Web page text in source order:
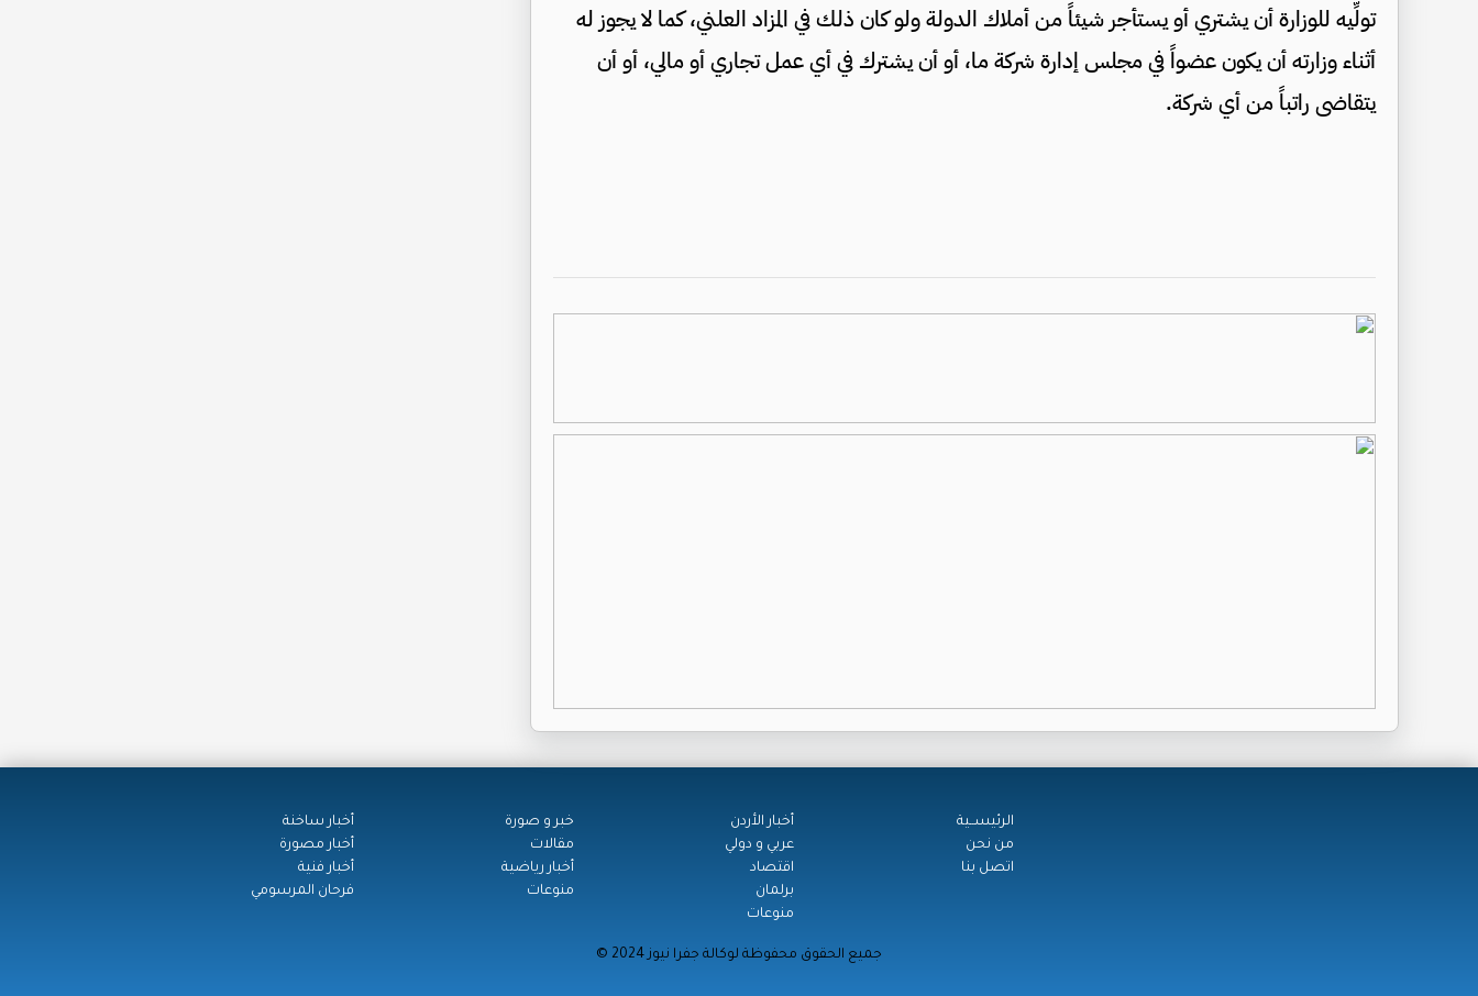
تولِّيه للوزارة أن يشتري أو يستأجر شيئاً من أملاك الدولة ولو كان ذلك في المزاد العلني، كما لا يجوز له
أثناء وزارته أن يكون عضواً في مجلس إدارة شركة ما، أو أن يشترك في أي عمل تجاري أو مالي، أو أن
يتقاضى راتباً من أي شركة.
الرئيســية
من نحن
اتصل بنا
أخبار الأردن
عربي و دولي
اقتصاد
برلمان
منوعات
خبر و صورة
مقالات
أخبار رياضية
منوعات
أخبار ساخنة
أخبار مصورة
أخبار فنية
فرحان المرسومي
© جميع الحقوق محفوظة لوكالة جفرا نيوز 2024